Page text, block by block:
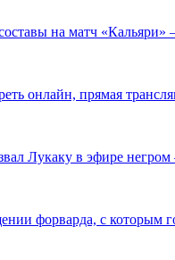
на матч «Кальяри»
онлайн, прямая
Лукаку в эфире негром
форварда, с которым